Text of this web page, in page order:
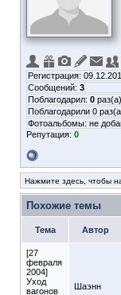
Регистрация:
Сообщений: 3
Поблагодарил: 0 раз(а)
Поблагодарили 0
Фотоальбомы: не
Репутация: 0
Нажмите здесь, чтобы
Похожие темы
Тема Автор
[27
февраля
2004]
Уход
вагонов
Шаэнн